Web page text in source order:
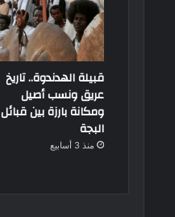
قبيلة الهدندوة.. تاريخ
عريق ونسب أصيل
ومكانة بارزة بين قبائل
البجة
منذ 3 أسابيع